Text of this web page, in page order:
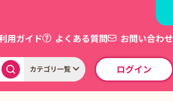
用ガイド よくある質問 お問い合わせ
カテゴリ一覧 ログイン